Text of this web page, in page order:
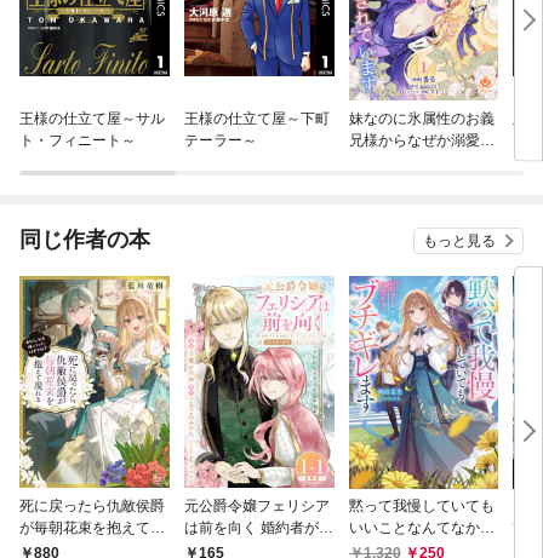
王様の仕立て屋～サル
ト・フィニート～
王様の仕立て屋～下町
テーラー～
妹なのに氷属性のお義
兄様からなぜか溺愛さ
～
同じ作者の本 もっと見る
死に戻ったら仇敵侯爵
が毎朝花束を抱えて現
れる -あなた、私を嫌
880
元公爵令嬢フェリシア
は前を向く 婚約者がお
姉様に恋してしまった
165
黙って我慢していても
いいことなんてなかっ
たので、ブチギレます
1,320 250
て